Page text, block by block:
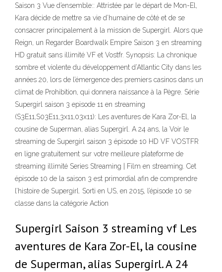
Saison 3 Vue d’ensemble:: Attristée par le départ de Mon-El,
Kara décide de mettre sa vie d’humaine de côté et de se
consacrer principalement à la mission de Supergirl. Alors que
Reign, un Regarder Boardwalk Empire Saison 3 en streaming
HD gratuit sans illimité VF et Vostfr. Synopsis: La chronique
sombre et violente du développement d’Atlantic City dans les
années 20, lors de l’émergence des premiers casinos dans un
climat de Prohibition, qui donnera naissance à la Pègre. Série
Supergirl saison 3 episode 11 en streaming
(S3E11,S03E11,3x11,03x11): Les aventures de Kara Zor-El, la
cousine de Superman, alias Supergirl. A 24 ans, la Voir le
streaming de Supergirl saison 3 épisode 10 HD VF VOSTFR
en ligne gratuitement sur votre meilleure plateforme de
streaming illimité Series Streaming | Film en streaming. Cet
épisode 10 de la saison 3 est primordial afin de comprendre
l’histoire de Supergirl. Sorti en US, en 2015, l’épisode 10 se
classe dans la catégorie Action
Supergirl Saison 3 streaming vf Les
aventures de Kara Zor-El, la cousine
de Superman, alias Supergirl. A 24